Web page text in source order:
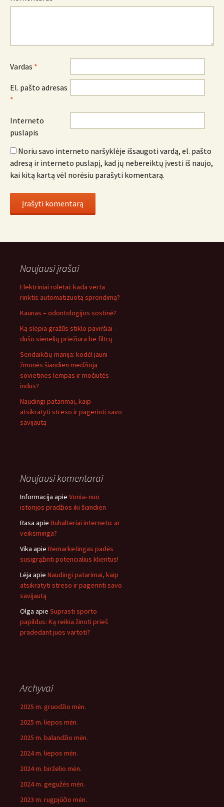
Vardas *
El. pašto adresas
*
Interneto
puslapis
Noriu savo interneto naršyklėje išsaugoti vardą, el. pašto
adresą ir interneto puslapį, kad jų nebereiktų įvesti iš naujo,
kai kitą kartą vėl norėsiu parašyti komentarą.
Naujausi įrašai
Elektriniai roletai: kada verta
rinktis automatizuotą sprendimą?
Kaunas – odontologijos sostinė?
Ką slepia gražūs stiklo paviršiai –
dušo sienelių priežiūra be filtrų
Sendaikčių manija: kodėl jauni
žmonės šiandien medžioja
sovietines lempas ir močiutės
indus?
Naudingi patarimai, kaip
atsikratyti streso ir pagerinti savo
savijautą
Naujausi komentarai
Informacija apie Vonia- nuo
istorijos pradžios iki šiandien
Rasa apie Buhalteriai internetu: ar
veiksminga?
Vika apie Remarketingas padės
susigrąžinti potencialius klientus!
Lėja apie Naudingi patarimai, kaip
atsikratyti streso ir pagerinti savo
savijautą
Olga apie Suprasti sporto
papildus: Ką reikia žinoti prieš
pradedant juos vartoti?
Archyvai
2025 m. gruodžio mėn.
2025 m. liepos mėn.
2025 m. balandžio mėn.
2024 m. liepos mėn.
2024 m. birželio mėn.
2024 m. gegužės mėn.
2023 m. rugpjūčio mėn.